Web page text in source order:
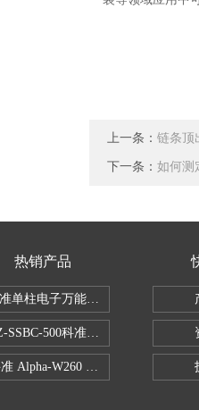
上一条： 链条顶
下一条： 如何测
热销产品
单柱电子万能拉力机KZ-SSBC-500
SSBC-500科准单柱电子万能试验
Alpha-W260 半导体全自动推拉